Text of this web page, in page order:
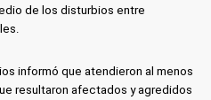
de los disturbios entre
informó que atendieron al menos
resultaron afectados y agredidos